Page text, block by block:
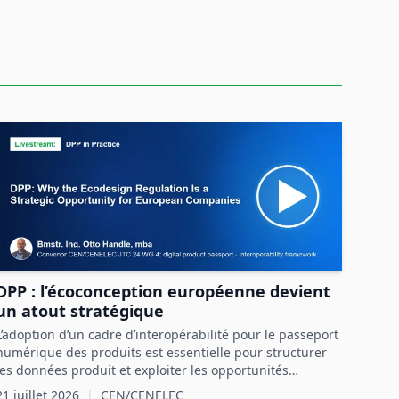
: l’écoconception européenne devient
atout stratégique
d’un cadre d’interopérabilité pour le passeport
des produits est essentielle pour structurer
données produit et exploiter les opportunités
et commerciales en Europe.
juillet 2026 | CEN/CENELEC